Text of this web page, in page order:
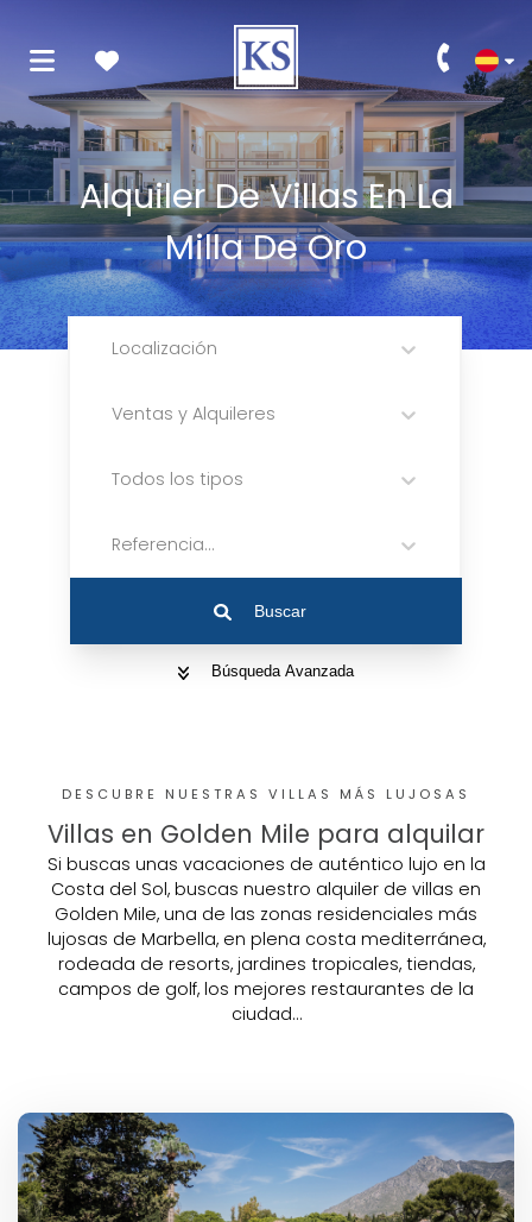
Alquiler De Villas En La
Milla De Oro
Localización
Ventas y Alquileres
Todos los tipos
Referencia...
Buscar
Búsqueda Avanzada
DESCUBRE NUESTRAS VILLAS MÁS LUJOSAS
Villas en Golden Mile para alquilar
Si buscas unas vacaciones de auténtico lujo en la
Costa del Sol, buscas nuestro alquiler de villas en
Golden Mile, una de las zonas residenciales más
lujosas de Marbella, en plena costa mediterránea,
rodeada de resorts, jardines tropicales, tiendas,
campos de golf, los mejores restaurantes de la
ciudad…